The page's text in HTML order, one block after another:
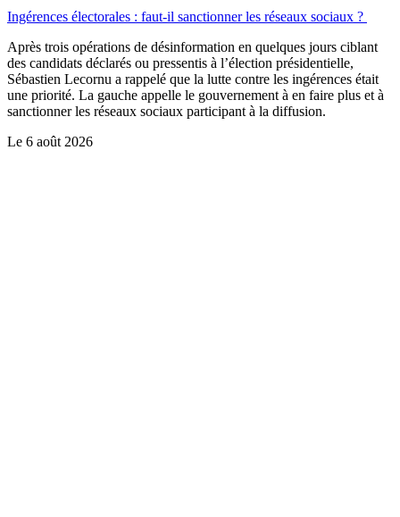
Ingérences électorales : faut-il sanctionner les réseaux sociaux ?
Après trois opérations de désinformation en quelques jours ciblant
des candidats déclarés ou pressentis à l’élection présidentielle,
Sébastien Lecornu a rappelé que la lutte contre les ingérences était
une priorité. La gauche appelle le gouvernement à en faire plus et à
sanctionner les réseaux sociaux participant à la diffusion.
Le 6 août 2026